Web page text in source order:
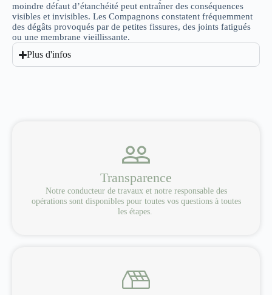
moindre défaut d’étanchéité peut entraîner des conséquences
visibles et invisibles. Les Compagnons constatent fréquemment
des dégâts provoqués par de petites fissures, des joints fatigués
ou une membrane vieillissante.
Plus d'infos
Transparence
Notre conducteur de travaux et notre responsable des
opérations sont disponibles pour toutes vos questions à toutes
les étapes.